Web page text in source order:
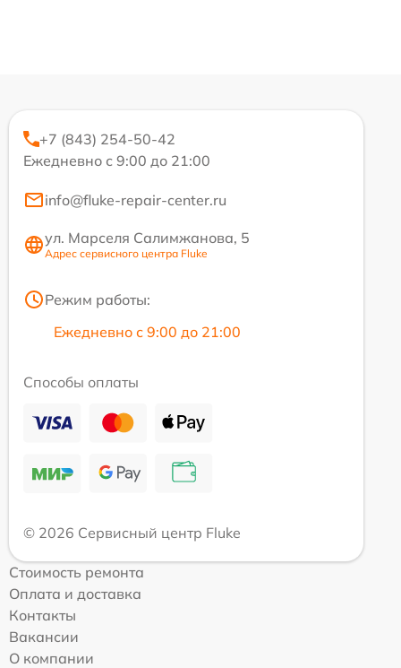
+7 (843) 254-50-42
Ежедневно с 9:00 до 21:00
info@fluke-repair-center.ru
ул. Марселя Салимжанова, 5
Адрес сервисного центра Fluke
Режим работы:
Ежедневно с 9:00 до 21:00
Способы оплаты
© 2026 Сервисный центр Fluke
Стоимость ремонта
Оплата и доставка
Контакты
Вакансии
О компании